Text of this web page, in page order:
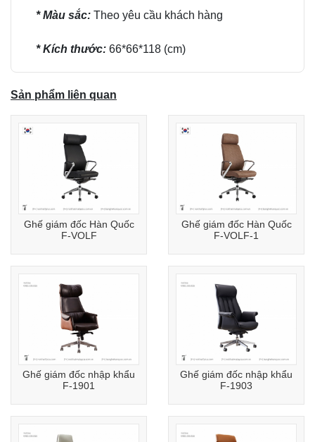
* Màu sắc: Theo yêu cầu khách hàng
* Kích thước: 66*66*118 (cm)
Sản phẩm liên quan
Ghế giám đốc Hàn Quốc
F-VOLF
Ghế giám đốc Hàn Quốc
F-VOLF-1
Ghế giám đốc nhập khẩu
F-1901
Ghế giám đốc nhập khẩu
F-1903